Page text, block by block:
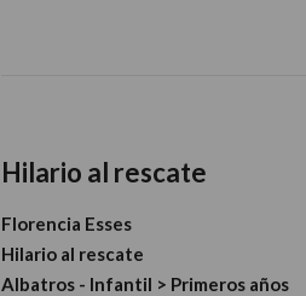
Hilario al rescate
Florencia Esses
Hilario al rescate
Albatros - Infantil > Primeros años